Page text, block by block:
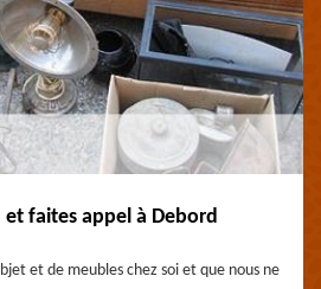
faites appel à Debord
et de meubles chez soi et que nous ne